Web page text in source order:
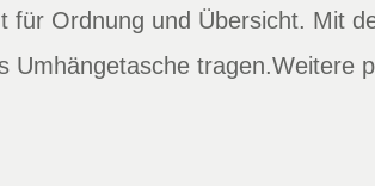
für Ordnung und Übersicht. Mit
Umhängetasche tragen.Weitere